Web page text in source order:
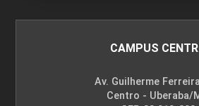
CAMPUS
Av. Guilherme
Centro - Uberaba/